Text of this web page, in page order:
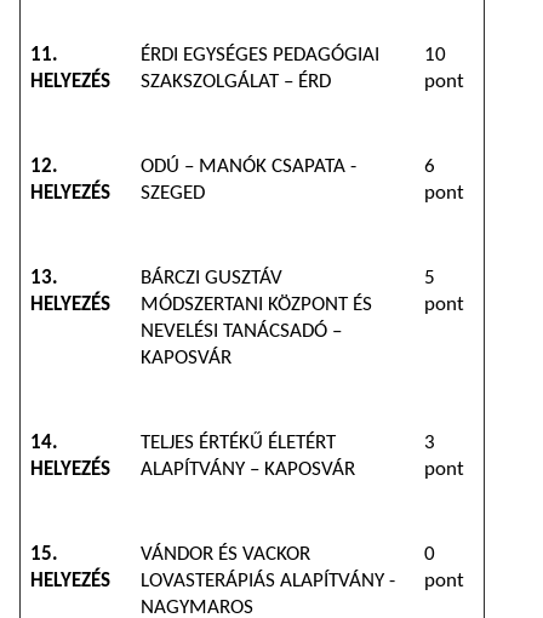
11.
HELYEZÉS
ÉRDI EGYSÉGES PEDAGÓGIAI
SZAKSZOLGÁLAT – ÉRD
10
pont
12.
HELYEZÉS
ODÚ – MANÓK CSAPATA -
SZEGED
6
pont
13.
HELYEZÉS
BÁRCZI GUSZTÁV
MÓDSZERTANI KÖZPONT ÉS
NEVELÉSI TANÁCSADÓ –
KAPOSVÁR
5
pont
14.
HELYEZÉS
TELJES ÉRTÉKŰ ÉLETÉRT
ALAPÍTVÁNY – KAPOSVÁR
3
pont
15.
HELYEZÉS
VÁNDOR ÉS VACKOR
LOVASTERÁPIÁS ALAPÍTVÁNY -
NAGYMAROS
0
pont